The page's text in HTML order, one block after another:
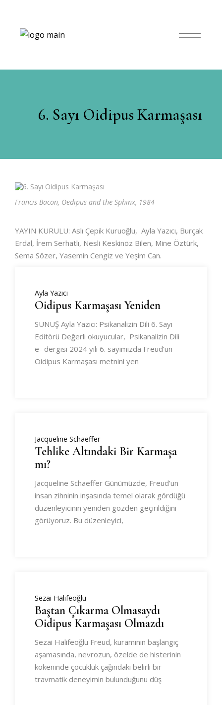
6. Sayı Oidipus Karmaşası
Francis Bacon, Oedipus and the Sphinx, 1984
YAYIN KURULU: Aslı Çepik Kuruoğlu, Ayla Yazıcı, Burçak
Erdal, İrem Serhatlı, Nesli Keskinöz Bilen, Mine Öztürk,
Sema Sözer, Yasemin Cengiz ve Yeşim Can.
Ayla Yazıcı
Oidipus Karmaşası Yeniden
SUNUŞ Ayla Yazıcı: Psikanalizin Dili 6. Sayı
Editörü Değerli okuyucular, Psikanalizin Dili
e- dergisi 2024 yılı 6. sayımızda Freud’un
Oidipus Karmaşası metnini yen
Jacqueline Schaeffer
Tehlike Altındaki Bir Karmaşa
mı?
Jacqueline Schaeffer Günümüzde, Freud’un
insan zihninin inşasında temel olarak gördüğü
düzenleyicinin yeniden gözden geçirildiğini
görüyoruz. Bu düzenleyici,
Sezai Halifeoğlu
Baştan Çıkarma Olmasaydı
Oidipus Karmaşası Olmazdı
Sezai Halifeoğlu Freud, kuramının başlangıç
aşamasında, nevrozun, özelde de histerinin
kökeninde çocukluk çağındaki belirli bir
travmatik deneyimin bulunduğunu düş